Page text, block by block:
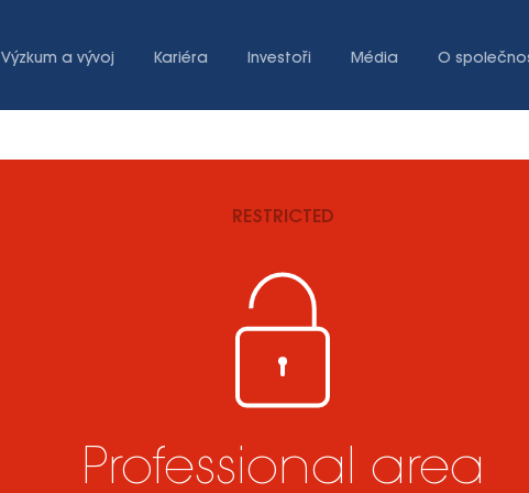
Výzkum a vývoj Kariéra Investoři Média O
RESTRICTED
Professional area